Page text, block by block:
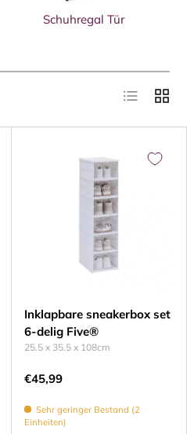
Schuhregal Tür
Produktliste
Inklapbare sneakerbox set
6-delig Five®
25.5 x 35.5 x 108cm
€45,99
Sehr geringer Bestand (2
Einheiten)